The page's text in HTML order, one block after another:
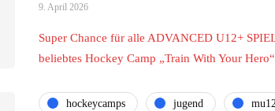
9. April 2026
Super Chance für alle ADVANCED U12+
beliebtes Hockey Camp „Train With Your
hockeycamps jugend mu12